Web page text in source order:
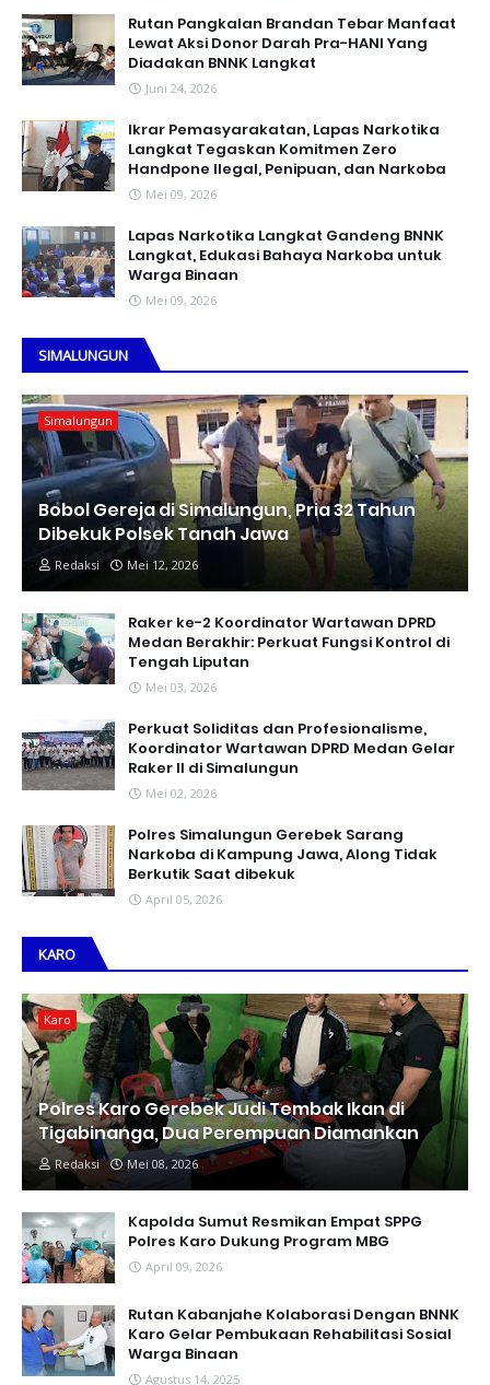
Rutan Pangkalan Brandan Tebar Manfaat
Lewat Aksi Donor Darah Pra-HANI Yang
Diadakan BNNK Langkat
Juni 24, 2026
Ikrar Pemasyarakatan, Lapas Narkotika
Langkat Tegaskan Komitmen Zero
Handpone llegal, Penipuan, dan Narkoba
Mei 09, 2026
Lapas Narkotika Langkat Gandeng BNNK
Langkat, Edukasi Bahaya Narkoba untuk
Warga Binaan
Mei 09, 2026
SIMALUNGUN
Simalungun
Bobol Gereja di Simalungun, Pria 32 Tahun
Dibekuk Polsek Tanah Jawa
Redaksi Mei 12, 2026
Raker ke-2 Koordinator Wartawan DPRD
Medan Berakhir: Perkuat Fungsi Kontrol di
Tengah Liputan
Mei 03, 2026
Perkuat Soliditas dan Profesionalisme,
Koordinator Wartawan DPRD Medan Gelar
Raker II di Simalungun
Mei 02, 2026
Polres Simalungun Gerebek Sarang
Narkoba di Kampung Jawa, Along Tidak
Berkutik Saat dibekuk
April 05, 2026
KARO
Karo
Polres Karo Gerebek Judi Tembak Ikan di
Tigabinanga, Dua Perempuan Diamankan
Redaksi Mei 08, 2026
Kapolda Sumut Resmikan Empat SPPG
Polres Karo Dukung Program MBG
April 09, 2026
Rutan Kabanjahe Kolaborasi Dengan BNNK
Karo Gelar Pembukaan Rehabilitasi Sosial
Warga Binaan
Agustus 14, 2025